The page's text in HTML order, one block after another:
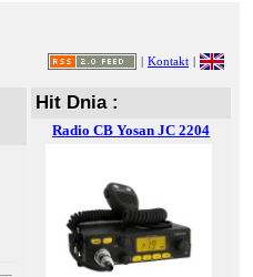
| Kontakt |
Hit Dnia :
Radio CB Yosan JC 2204